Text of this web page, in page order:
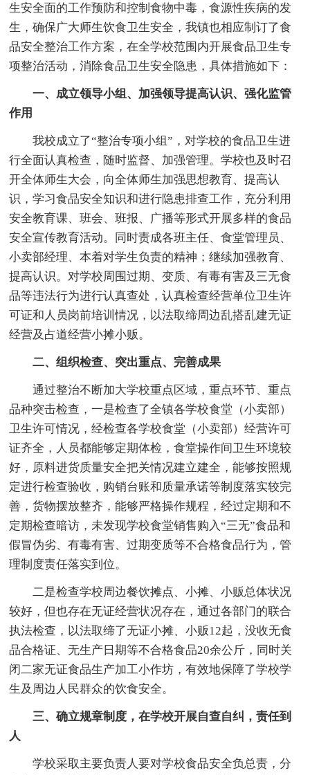
生安全面的工作预防和控制食物中毒，食源性疾病的发
生，确保广大师生饮食卫生安全，我镇也相应制订了食
品安全整治工作方案，在全学校范围内开展食品卫生专
项整治活动，消除食品卫生安全隐患，具体措施如下：
一、成立领导小组、加强领导提高认识、强化监管
作用
我校成立了“整治专项小组”，对学校的食品卫生进
行全面认真检查，随时监督、加强管理。学校也及时召
开全体师生大会，向全体师生加强思想教育、提高认
识，学习食品安全知识和进行隐患排查工作，充分利用
安全教育课、班会、班报、广播等形式开展多样的食品
安全宣传教育活动。同时责成各班主任、食堂管理员、
小卖部经理、本着对学生负责的精神；继续加强教育、
提高认识。对学校周围过期、变质、有毒有害及三无食
品等违法行为进行认真查处，认真检查经营单位卫生许
可证和人员岗前培训情况，以法取缔周边乱搭乱建无证
经营及占道经营小摊小贩。
二、组织检查、突出重点、完善成果
通过整治不断加大学校重点区域，重点环节、重点
品种突击检查，一是检查了全镇各学校食堂（小卖部）
卫生许可情况，经检查各学校食堂（小卖部）经营许可
证齐全，人员都能够定期体检，食堂操作间卫生环境较
好，原料进货质量安全把关情况建立建全，能够按照规
定进行检查验收，购销台账和质量承诺等制度落实较完
善，货物摆放整齐，能够严格操作规程，经过定期和不
定期检查暗访，未发现学校食堂销售购入“三无”食品和
假冒伪劣、有毒有害、过期变质等不合格食品行为，管
理制度责任落实到位。
二是检查学校周边餐饮摊点、小摊、小贩总体状况
较好，但也存在无证经营状况存在，通过各部门的联合
执法检查，以法取缔了无证小摊、小贩12起，没收无食
品合格证、无生产日期等不合格食品20余公斤，同时关
闭二家无证食品生产加工小作坊，有效地保障了学校学
生及周边人民群众的饮食安全。
三、确立规章制度，在学校开展自查自纠，责任到
人
学校采取主要负责人要对学校食品安全负总责，分